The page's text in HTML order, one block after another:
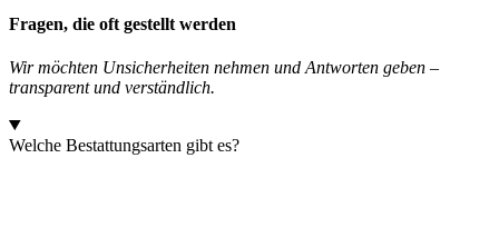
Fragen, die oft gestellt werden
Wir möchten Unsicherheiten nehmen und Antworten geben –
transparent und verständlich.
Welche Bestattungsarten gibt es?